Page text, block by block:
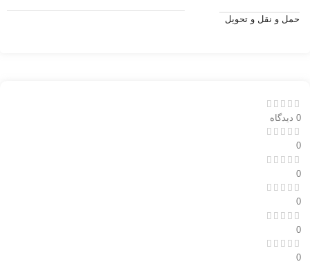
حمل و نقل و تحویل
0 دیدگاه
0
0
0
0
0